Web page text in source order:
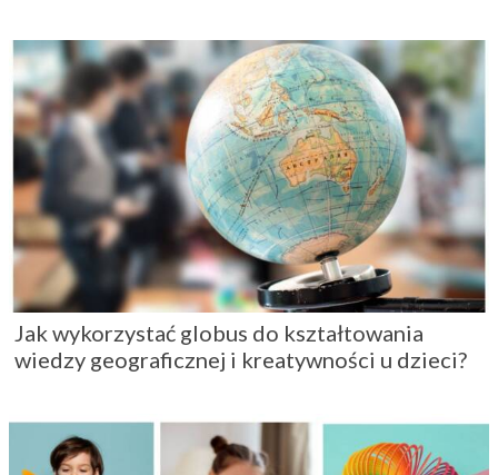
Jak wykorzystać globus do kształtowania
wiedzy geograficznej i kreatywności u dzieci?